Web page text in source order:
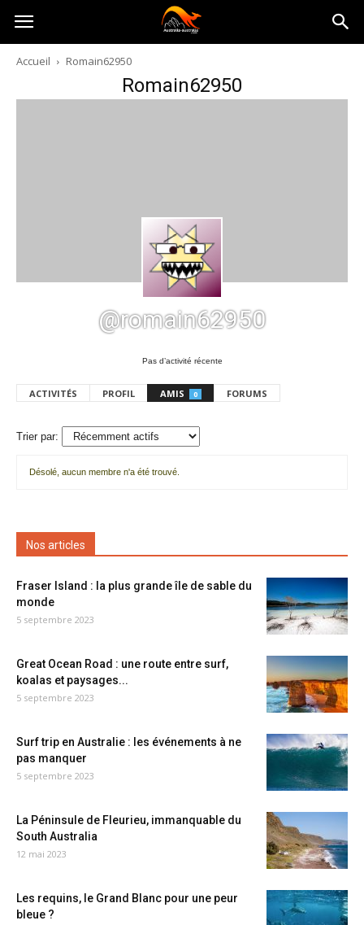
Australia-
australie.com
Accueil Romain62950
Romain62950
@romain62950
Pas d’activité récente
ACTIVITÉS PROFIL AMIS 0 FORUMS
Trier par:
amis
Désolé, aucun membre n'a été trouvé.
Nos articles
Fraser Island : la plus grande île de sable du
monde
5 septembre 2023
Great Ocean Road : une route entre surf,
koalas et paysages...
5 septembre 2023
Surf trip en Australie : les événements à ne
pas manquer
5 septembre 2023
La Péninsule de Fleurieu, immanquable du
South Australia
12 mai 2023
Les requins, le Grand Blanc pour une peur
bleue ?